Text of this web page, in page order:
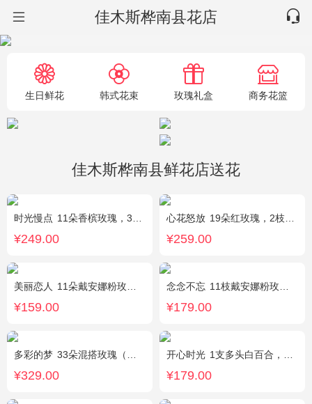
佳木斯桦南县花店
生日鲜花 韩式花束 玫瑰礼盒 商务花篮
佳木斯桦南县鲜花店送花
时光慢点 11朵香槟玫瑰，3朵向日葵，1个蓝色绣球，桔梗、绿叶搭配
¥249.00
心花怒放 19朵红玫瑰，2枝多头粉百合，配花、黄莺搭配
¥259.00
美丽恋人 11朵戴安娜粉玫瑰，粉色满天星、尤加利绿叶搭配
¥159.00
念念不忘 11枝戴安娜粉玫瑰，1枝多头百合，满天星、栀子叶
¥179.00
多彩的梦 33朵混搭玫瑰（香槟玫瑰+粉玫瑰+白玫瑰），配花、绿叶搭配
¥329.00
开心时光 1支多头白百合，3朵粉玫瑰，4朵康乃馨，桔梗、满天星、绿叶混搭
¥179.00